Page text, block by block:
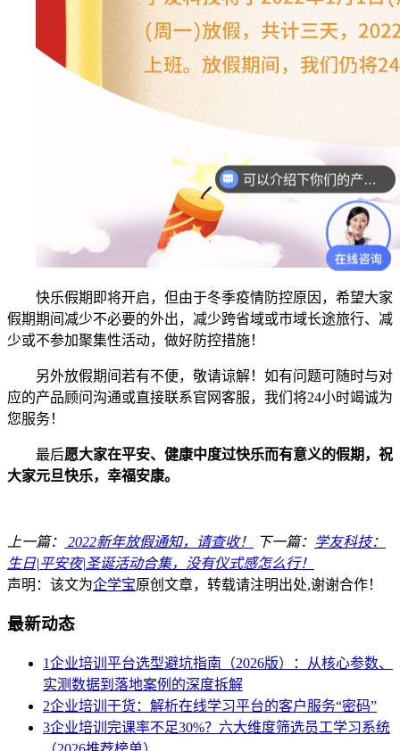
快乐假期即将开启，但由于冬季疫情防控原因，希望大家
假期期间减少不必要的外出，减少跨省域或市域长途旅行、减
少或不参加聚集性活动， 做好防控措施！
另外放假期间若有不便，敬请谅解！ 如有问题可随时与对
应的产品顾问沟通或直接联系官网客服，我们将24小时竭诚为
您服务！
最后愿大家在平安、健康中度过快乐而有意义的假期，祝
大家元旦快乐，幸福安康。
上一篇： 2022新年放假通知，请查收！ 下一篇： 学友科技：
生日|平安夜|圣诞活动合集，没有仪式感怎么行！
声明：该文为企学宝原创文章，转载请注明出处,谢谢合作！
最新动态
1企业培训平台选型避坑指南（2026版）：从核心参数、
实测数据到落地案例的深度拆解
2企业培训干货：解析在线学习平台的客户服务“密码”
3企业培训完课率不足30%？六大维度筛选员工学习系统
可以介绍下你们的产品么？